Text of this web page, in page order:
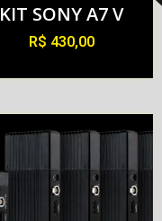
KIT SONY A7 V
R$ 430,00